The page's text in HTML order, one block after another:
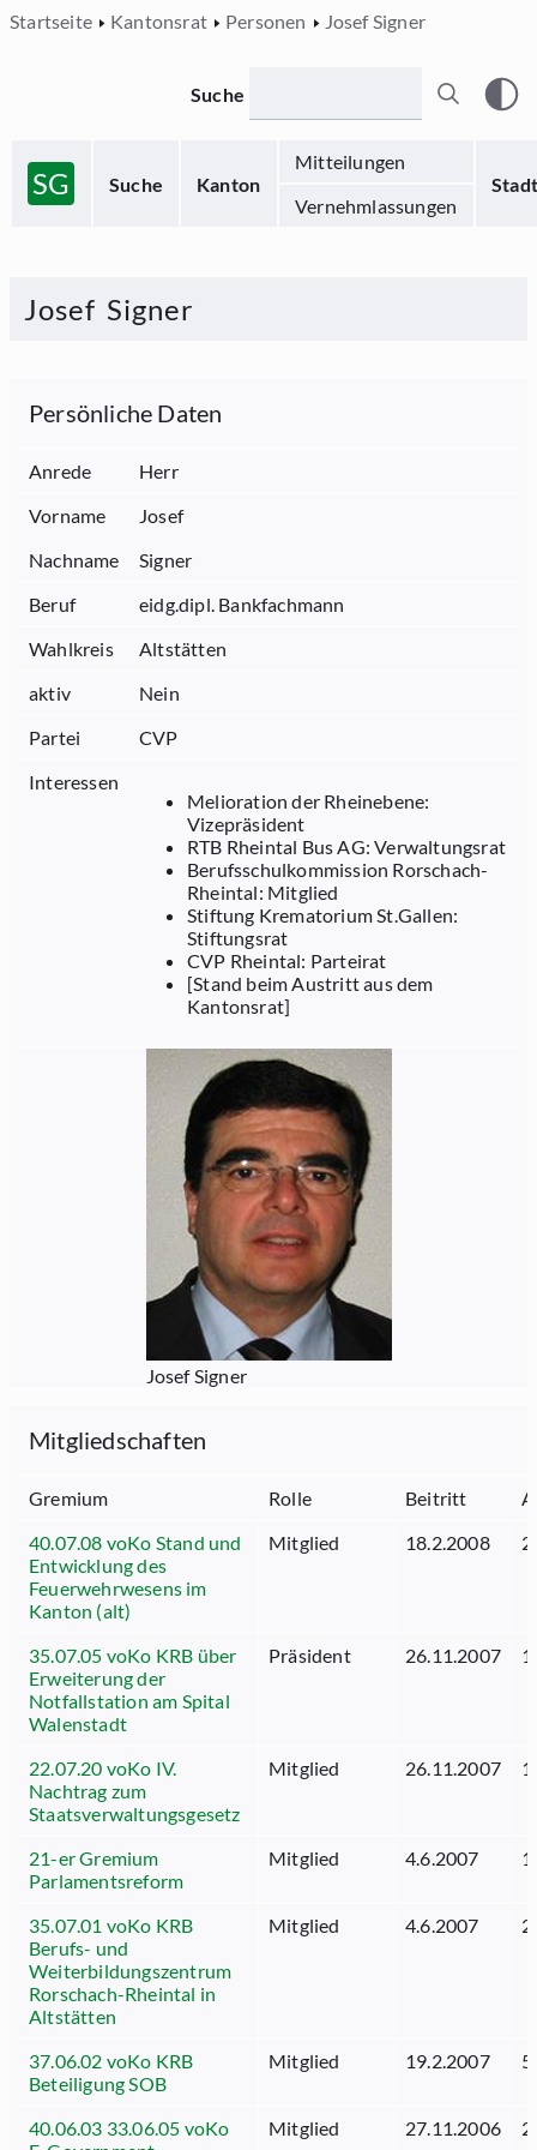
Startseite Kantonsrat Personen Josef Signer
SG Suche Kanton
Mitteilungen
Stadt
Vernehmlassungen
Suche
Josef Signer
Persönliche Daten
Anrede
Herr
Vorname
Josef
Nachname
Signer
Beruf
eidg.dipl. Bankfachmann
Wahlkreis
Altstätten
aktiv
Nein
Partei
CVP
Interessen
Melioration der Rheinebene:
Vizepräsident
RTB Rheintal Bus AG: Verwaltungsrat
Berufsschulkommission Rorschach-
Rheintal: Mitglied
Stiftung Krematorium St.Gallen:
Stiftungsrat
CVP Rheintal: Parteirat
[Stand beim Austritt aus dem
Kantonsrat]
Josef Signer
Mitgliedschaften
Gremium Rolle Beitritt
40.07.08 voKo Stand und
Entwicklung des
Feuerwehrwesens im
Kanton (alt)
Mitglied 18.2.2008
35.07.05 voKo KRB über
Erweiterung der
Notfallstation am Spital
Walenstadt
Präsident 26.11.2007
22.07.20 voKo IV.
Nachtrag zum
Staatsverwaltungsgesetz
Mitglied 26.11.2007
21-er Gremium
Parlamentsreform
Mitglied 4.6.2007
35.07.01 voKo KRB
Berufs- und
Weiterbildungszentrum
Rorschach-Rheintal in
Altstätten
Mitglied 4.6.2007
37.06.02 voKo KRB
Beteiligung SOB
Mitglied 19.2.2007
40.06.03 33.06.05 voKo
Mitglied 27.11.2006